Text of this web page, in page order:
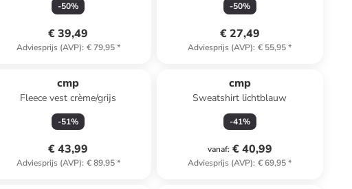
-50%
€ 39,49
Adviesprijs (AVP): € 79,95*
-50%
€ 27,49
Adviesprijs (AVP): € 55,95*
cmp
Fleece vest crème/grijs
-51%
€ 43,99
Adviesprijs (AVP): € 89,95*
cmp
Sweatshirt lichtblauw
-41%
vanaf: € 40,99
Adviesprijs (AVP): € 69,95*